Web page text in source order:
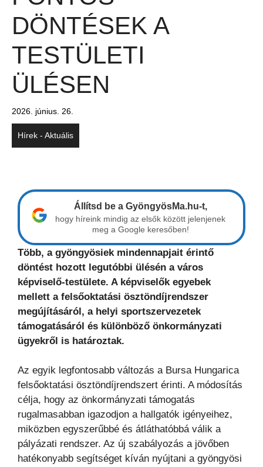
DÖNTÉSEK A
TESTÜLETI
ÜLÉSEN
2026. június. 26.
Hírek - Aktuális
Állítsd be a GyöngyösMa.hu-t,
hogy híreink mindig az elsők között jelenjenek
meg a Google keresőben!
Több, a gyöngyösiek mindennapjait érintő
döntést hozott legutóbbi ülésén a város
képviselő-testülete. A képviselők egyebek
mellett a felsőoktatási ösztöndíjrendszer
megújításáról, a helyi sportszervezetek
támogatásáról és különböző önkormányzati
ügyekről is határoztak.
Az egyik legfontosabb változás a Bursa Hungarica
felsőoktatási ösztöndíjrendszert érinti. A módosítás
célja, hogy az önkormányzati támogatás
rugalmasabban igazodjon a hallgatók igényeihez,
miközben egyszerűbbé és átláthatóbbá válik a
pályázati rendszer. Az új szabályozás a jövőben
hatékonyabb segítséget kíván nyújtani a gyöngyösi